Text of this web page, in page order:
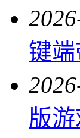
键
版